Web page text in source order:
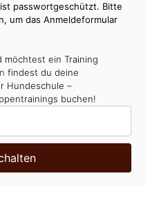
passwortgeschützt. Bitte
um das Anmeldeformular
möchtest ein Training
findest du deine
Hundeschule –
buchen!